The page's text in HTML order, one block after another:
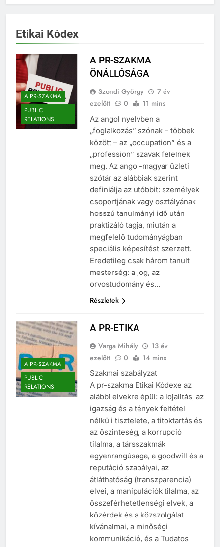
Etikai Kódex
A PR-SZAKMA
PUBLIC
RELATIONS
A PR-SZAKMA
Szondi György
7 év
Az angol nyelvben a
„foglalkozás” szónak – többek
között – az „occupation” és a
„profession” szavak felelnek
meg. Az angol-magyar üzleti
szótár az alábbiak szerint
definiálja az utóbbit: személyek
csoportjának vagy osztályának
hosszú tanulmányi idő után
praktizáló tagja, miután a
megfelelő tudományágban
speciális képesítést szerzett.
Eredetileg csak három tanult
mesterség: a jog, az
A PR-SZAKMA
PUBLIC
RELATIONS
Varga Mihály
13 év
Szakmai szabályzat
A pr-szakma Etikai Kódexe az
alábbi elvekre épül: a lojalitás, az
igazság és a tények feltétel
nélküli tisztelete, a titoktartás és
az őszinteség, a korrupció
tilalma, a társszakmák
egyenrangúsága, a goodwill és a
reputáció szabályai, az
átláthatóság (transzparencia)
elvei, a manipulációk tilalma, az
összeférhetetlenségi elvek, a
közérdek és a közszolgálat
kívánalmai, a minőségi